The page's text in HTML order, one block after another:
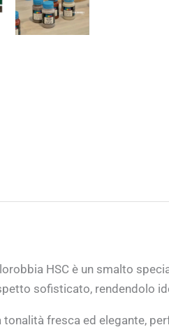
HSC è un smalto
sofisticato, rendendolo
tonalità fresca ed elegante,